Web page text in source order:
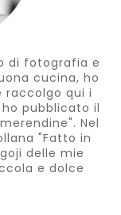
di fotografia e
cucina, ho
raccolgo qui i
pubblicato il
Nel
"Fatto in
delle mie
e dolce